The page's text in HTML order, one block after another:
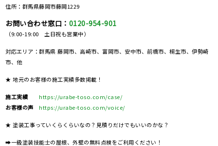
住所：群馬県藤岡市藤岡1229
お問い合わせ窓口： 0120-954-901
（9:00-19:00 土日祝も営業中）
対応エリア：群馬県 藤岡市、高崎市、富岡市、安中市、前橋市、桐生市、伊勢崎
市、他
★ 地元のお客様の施工実績多数掲載！
施工実績
https://urabe-toso.com/case/
お客様の声
https://urabe-toso.com/voice/
★ 塗装工事っていくらくらいなの？見積りだけでもいいのかな？
➡一級塗装技能士の屋根、外壁の無料点検をご利用ください！